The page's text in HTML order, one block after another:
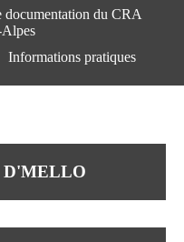
documentation du CRA
Informations pratiques
Hospitalier le Vinatier
95, Bd Pinel
Lundi au Vendredi
D'MELLO